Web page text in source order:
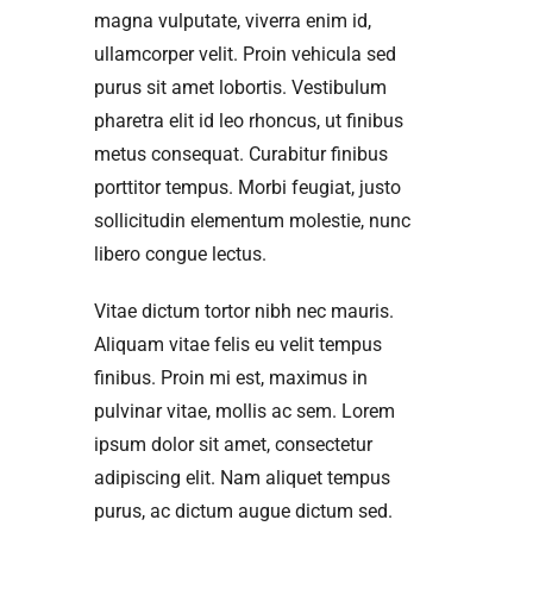
magna vulputate, viverra enim id,
ullamcorper velit. Proin vehicula sed
purus sit amet lobortis. Vestibulum
pharetra elit id leo rhoncus, ut finibus
metus consequat. Curabitur finibus
porttitor tempus. Morbi feugiat, justo
sollicitudin elementum molestie, nunc
libero congue lectus.
Vitae dictum tortor nibh nec mauris.
Aliquam vitae felis eu velit tempus
finibus. Proin mi est, maximus in
pulvinar vitae, mollis ac sem. Lorem
ipsum dolor sit amet, consectetur
adipiscing elit. Nam aliquet tempus
purus, ac dictum augue dictum sed.